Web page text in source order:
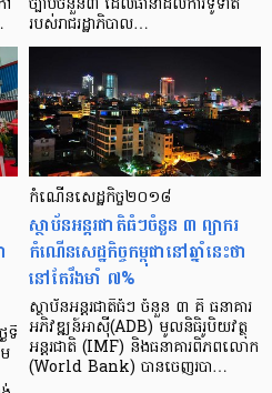
ច្បាប់​ចំនួន៣ ដែល​ធានា​ដល់​ការទូទាត់​
របស់​រាជ​រដ្ឋាភិបាល​…
ទី
កំណើនសេដ្ឋកិច្ច​២០១៨
ស្ថាប័នអន្តរជាតិធំៗចំនួន ៣ ព្យាករ
កំណើនសេដ្ឋកិច្ចកម្ពុជានៅឆ្នាំនេះថា
នៅតែរឹងមាំ ៧%
ស្ថាប័នអន្តរជាតិធំៗ ចំនួន ៣ គឺ ធនាគារ
អភិវឌ្ឍន៍អាស៊ី(ADB) មូលនិធិរូបិយវត្ថុ
អន្តរជាតិ (IMF) និងធនាគារពិភពលោក
(World Bank) បានចេញរបា…